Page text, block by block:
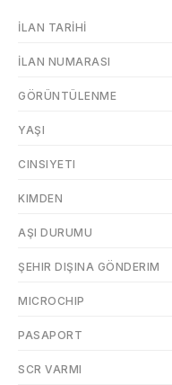
İLAN TARIHI
İLAN NUMARASI
GÖRÜNTÜLENME
YAŞI
CINSIYETI
KIMDEN
AŞI DURUMU
ŞEHIR DIŞINA GÖNDERIM
MICROCHIP
PASAPORT
SCR VARMI